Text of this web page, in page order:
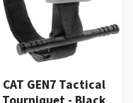
CAT GEN7 Tactical